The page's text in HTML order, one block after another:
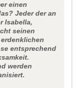
einen
Jeder der an
Isabella,
seinen
entsprechend
werden